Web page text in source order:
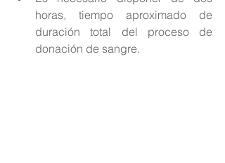
horas, tiempo aproximado de
duración total del proceso de
donación de sangre.